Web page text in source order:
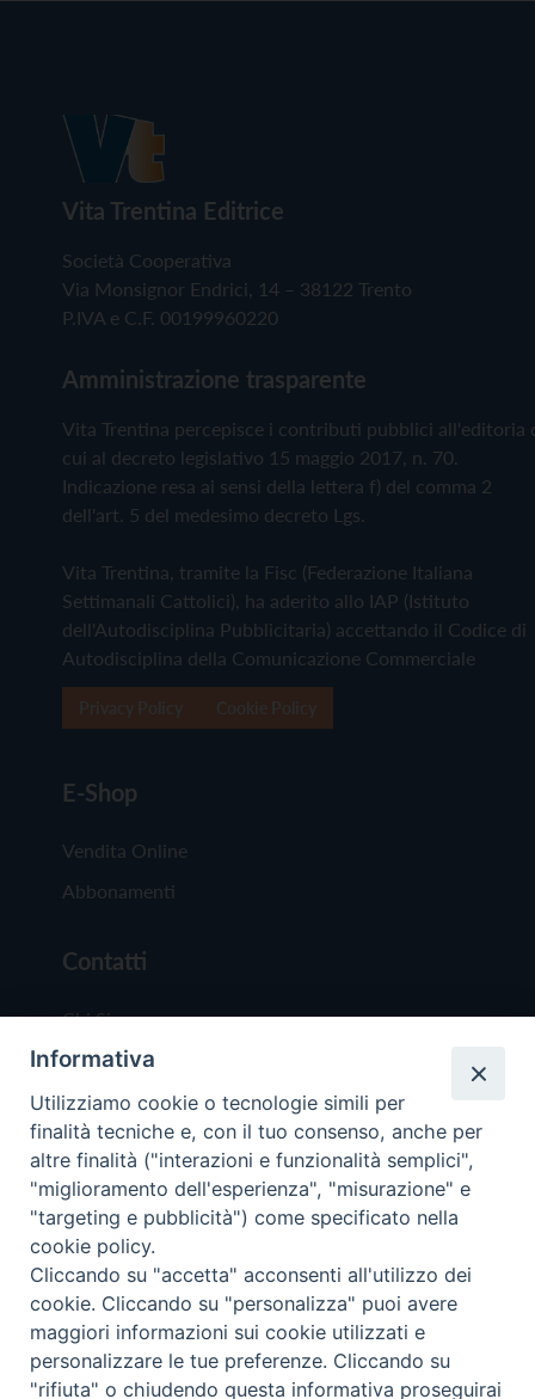
Vita Trentina Editrice
Società Cooperativa
Via Monsignor Endrici, 14 – 38122 Trento
P.IVA e C.F. 00199960220
Amministrazione trasparente
Vita Trentina percepisce i contributi pubblici all'editoria
cui al decreto legislativo 15 maggio 2017, n. 70.
Indicazione resa ai sensi della lettera f) del comma 2
dell'art. 5 del medesimo decreto Lgs.
Vita Trentina, tramite la Fisc (Federazione Italiana
Settimanali Cattolici), ha aderito allo IAP (Istituto
dell'Autodisciplina Pubblicitaria) accettando il Codice di
Autodisciplina della Comunicazione Commerciale
E-Shop
Vendita Online
Abbonamenti
Contatti
Chi Siamo
Redazione
Scrivici
Copyright © 2019 - Tutti i diritti riservati - Vita
Trentina Editrice
Privacy Policy
Torna
Informativa
Utilizziamo cookie o tecnologie simili per
finalità tecniche e, con il tuo consenso, anche per
altre finalità ("interazioni e funzionalità semplici",
"miglioramento dell'esperienza", "misurazione" e
"targeting e pubblicità") come specificato nella
cookie policy.
Cliccando su "accetta" acconsenti all'utilizzo dei
cookie. Cliccando su "personalizza" puoi avere
maggiori informazioni sui cookie utilizzati e
personalizzare le tue preferenze. Cliccando su
"rifiuta" o chiudendo questa informativa proseguirai